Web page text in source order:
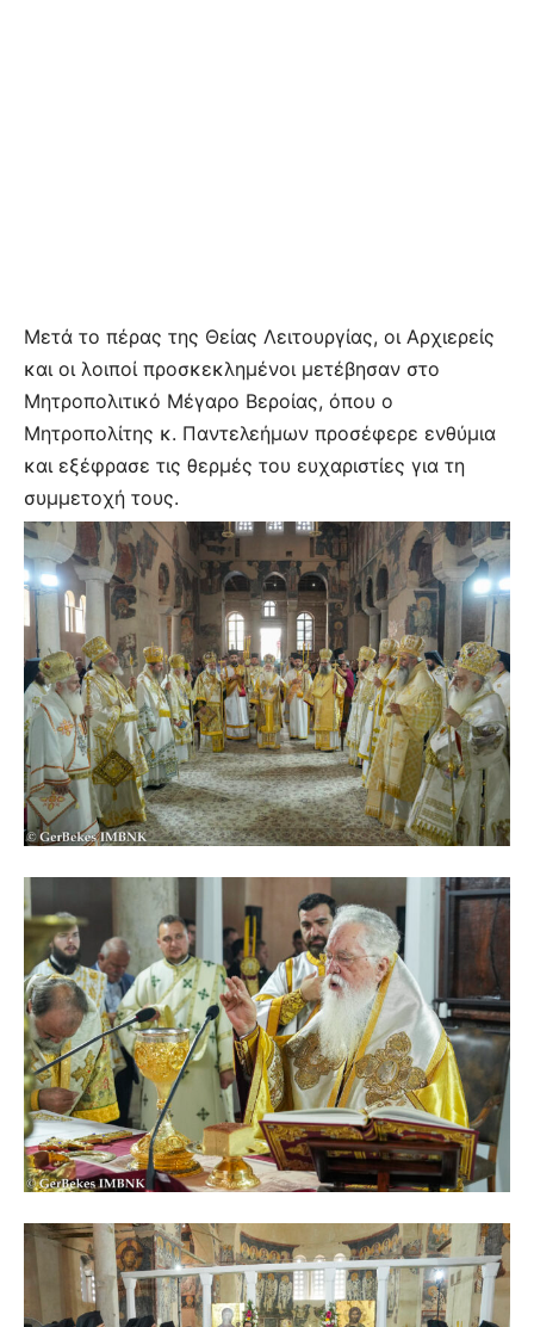
Μετά το πέρας της Θείας Λειτουργίας, οι Αρχιερείς
και οι λοιποί προσκεκλημένοι μετέβησαν στο
Μητροπολιτικό Μέγαρο Βεροίας, όπου ο
Μητροπολίτης κ. Παντελεήμων προσέφερε ενθύμια
και εξέφρασε τις θερμές του ευχαριστίες για τη
συμμετοχή τους.